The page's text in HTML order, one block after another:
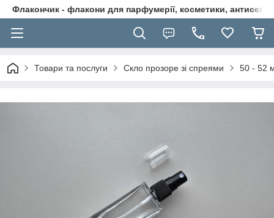
Флакончик - флакони для парфумерії, косметики,
Товари та послуги Скло прозоре зі спреями 50 - 52